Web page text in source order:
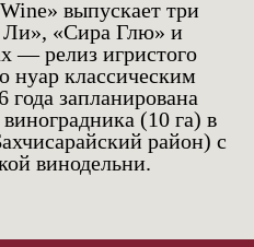
выпускает три
«Сира Глю» и
— релиз игристого
нуар классическим
запланирована
(10 га) в
район) с
винодельни.